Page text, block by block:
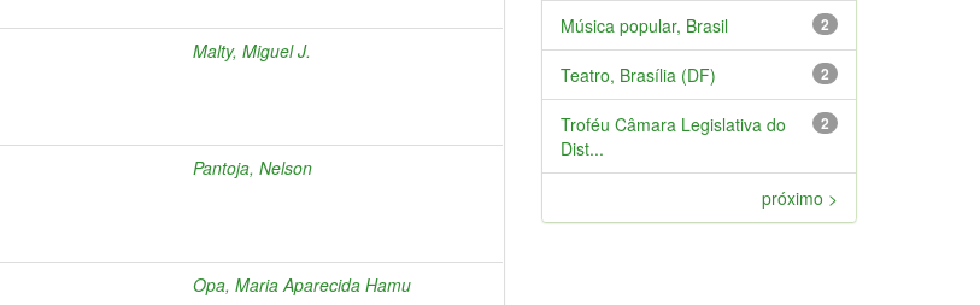
Malty, Miguel J.
Pantoja, Nelson
Opa, Maria Aparecida Hamu
2
Música popular, Brasil
2
Teatro, Brasília (DF)
2
Troféu Câmara Legislativa do
Dist...
próximo >